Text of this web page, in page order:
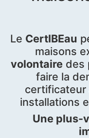
Le CertIBEau
maisons
volontairedes
faire la
certificateur
installations
Une plus-